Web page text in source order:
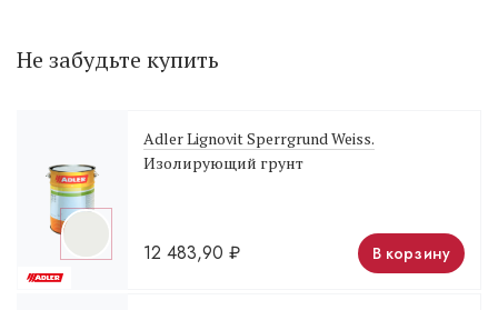
Не забудьте купить
Adler Lignovit Sperrgrund Weiss.
Изолирующий грунт
12 483,90 ₽ В корзину